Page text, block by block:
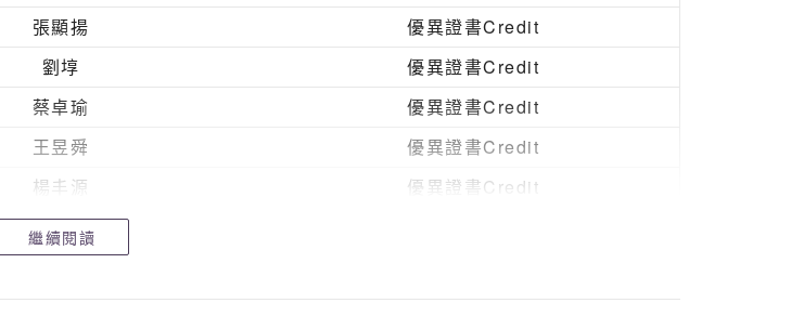
張顯揚
優異證書Credit
劉埻
優異證書Credit
蔡卓瑜
優異證書Credit
王昱舜
優異證書Credit
楊丰源
優異證書Credit
劉智康
劉鎧狄
優異證書Credit
繼續閱讀